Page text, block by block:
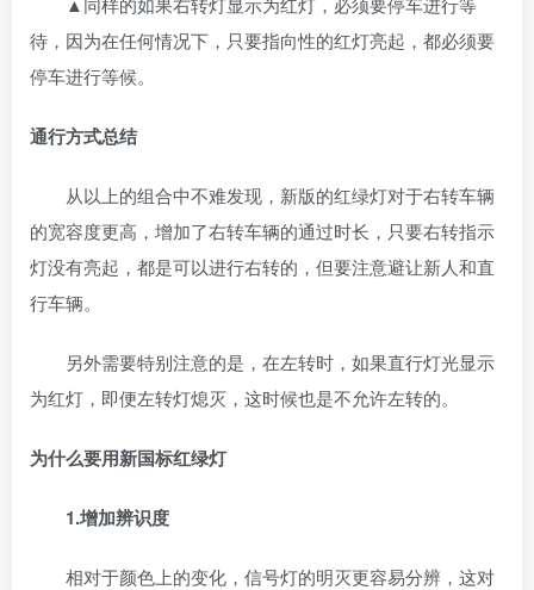
待，因为在任何情况下，只要指向性的红灯亮起，都必须要
停车进行等候。
通行方式总结
从以上的组合中不难发现，新版的红绿灯对于右转车辆
的宽容度更高，增加了右转车辆的通过时长，只要右转指示
灯没有亮起，都是可以进行右转的，但要注意避让新人和直
行车辆。
另外需要特别注意的是，在左转时，如果直行灯光显示
为红灯，即便左转灯熄灭，这时候也是不允许左转的。
为什么要用新国标红绿灯
1.增加辨识度
相对于颜色上的变化，信号灯的明灭更容易分辨，这对